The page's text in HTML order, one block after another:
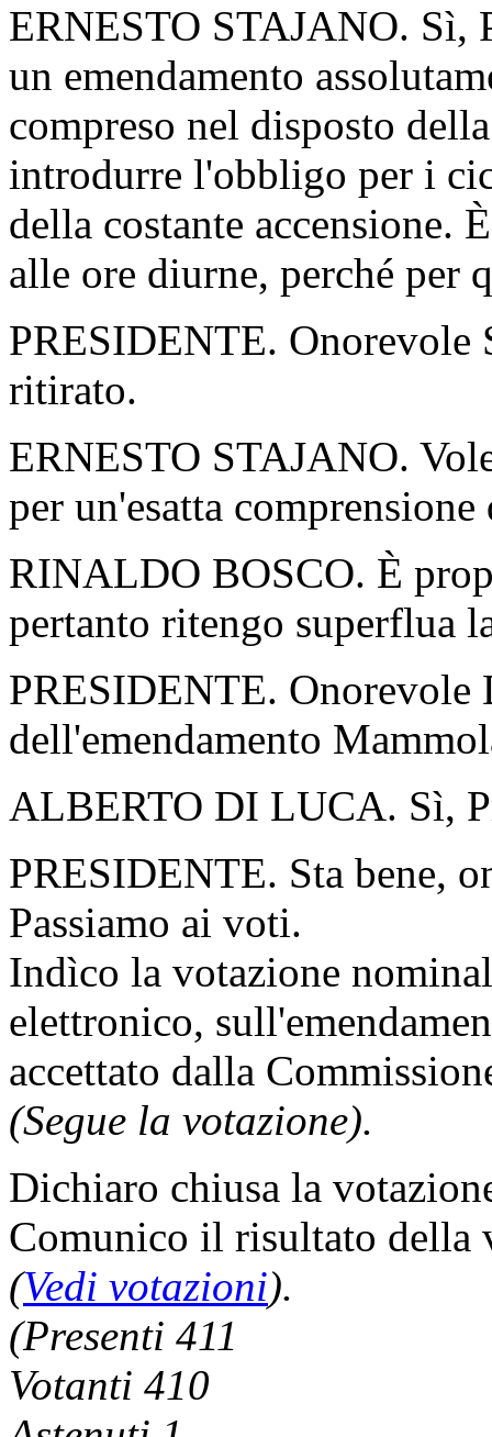
ERNESTO STAJANO. Sì,
un emendamento
compreso nel disposto
introdurre l'obbligo per i
della costante accensione.
alle ore diurne, perché per
PRESIDENTE. Onorevole
ritirato.
ERNESTO STAJANO.
per un'esatta comprensione
RINALDO BOSCO. È
pertanto ritengo superflua
PRESIDENTE.
dell'emendamento
ALBERTO DI LUCA. Sì,
PRESIDENTE. Sta bene,
Passiamo ai voti.
Indìco la votazione
elettronico,
accettato dalla
(Segue la votazione).
Dichiaro chiusa la
Comunico il risultato della
(Vedi votazioni).
(Presenti 411
Votanti 410